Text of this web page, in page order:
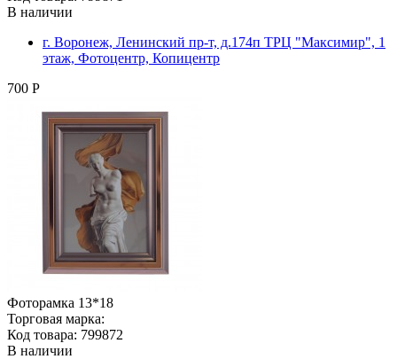
В наличии
г. Воронеж, Ленинский пр-т, д.174п ТРЦ "Максимир", 1
этаж, Фотоцентр, Копицентр
700 Р
Фоторамка 13*18
Торговая марка:
Код товара: 799872
В наличии